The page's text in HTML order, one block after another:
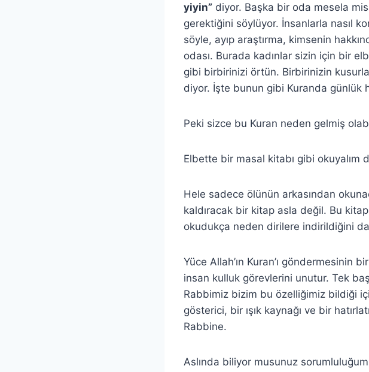
yiyin” diyor. Başka bir oda mesela
gerektiğini söylüyor. İnsanlarla nasıl
söyle, ayıp araştırma, kimsenin
odası. Burada kadınlar sizin için bir
gibi birbirinizi örtün. Birbirinizin
diyor. İşte bunun gibi Kuranda günlük
Peki sizce bu Kuran neden gelmiş
Elbette bir masal kitabı gibi okuyalım
Hele sadece ölünün arkasından
kaldıracak bir kitap asla değil. Bu
okudukça neden dirilere indirildiğini
Yüce Allah’ın Kuran’ı göndermesinin
insan kulluk görevlerini unutur. Tek
Rabbimiz bizim bu özelliğimiz bildiği
gösterici, bir ışık kaynağı ve bir
Rabbine.
Aslında biliyor musunuz